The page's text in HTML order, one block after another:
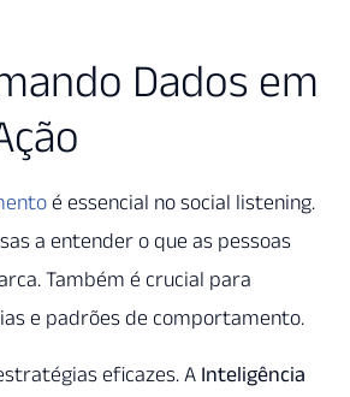
Dados em
é essencial no social listening.
a entender o que as pessoas
Também é crucial para
e padrões de comportamento.
eficazes. A Inteligência